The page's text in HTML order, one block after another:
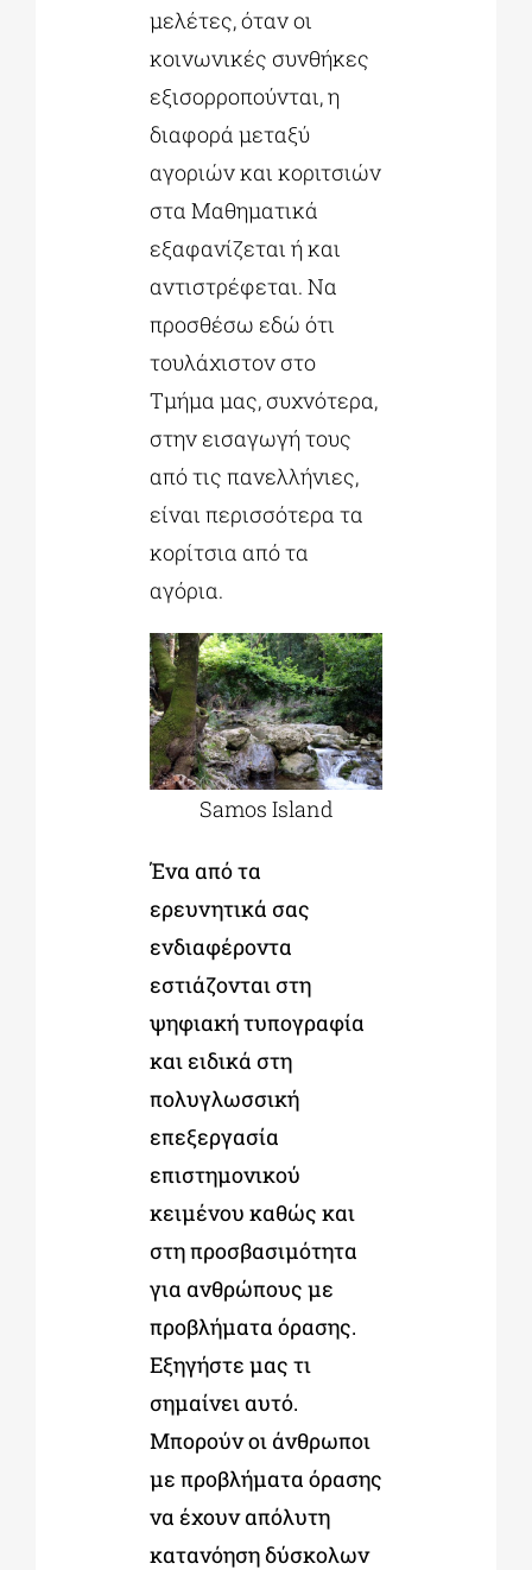
μελέτες, όταν οι
κοινωνικές συνθήκες
εξισορροπούνται, η
διαφορά μεταξύ
αγοριών και κοριτσιών
στα Μαθηματικά
εξαφανίζεται ή και
αντιστρέφεται. Να
προσθέσω εδώ ότι
τουλάχιστον στο
Τμήμα μας, συχνότερα,
στην εισαγωγή τους
από τις πανελλήνιες,
είναι περισσότερα τα
κορίτσια από τα
αγόρια.
Samos Island
Ένα από τα
ερευνητικά σας
ενδιαφέροντα
εστιάζονται στη
ψηφιακή τυπογραφία
και ειδικά στη
πολυγλωσσική
επεξεργασία
επιστημονικού
κειμένου καθώς και
στη προσβασιμότητα
για ανθρώπους με
προβλήματα όρασης.
Εξηγήστε μας τι
σημαίνει αυτό.
Μπορούν οι άνθρωποι
με προβλήματα όρασης
να έχουν απόλυτη
κατανόηση δύσκολων